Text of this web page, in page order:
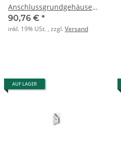
Anschlussgrundgehäuse
GAG12
90,76 € *
inkl. 19% USt. , zzgl.Versand
AUF LAGER